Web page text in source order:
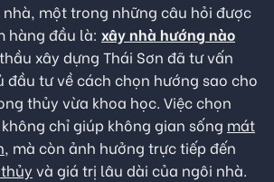
nhà, một trong những câu hỏi được
hàng đầu là: xây nhà hướng nào
xây dựng Thái Sơn đã tư vấn
đầu tư về cách chọn hướng sao cho
thủy vừa khoa học. Việc chọn
chỉ giúp không gian sống mát
, mà còn ảnh hưởng trực tiếp đến
và giá trị lâu dài của ngôi nhà.